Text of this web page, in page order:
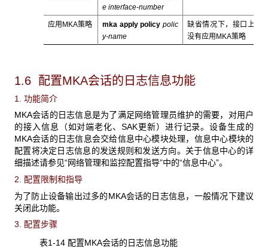
e interface-number
应用MKA策略 mka apply policy polic
y-name
缺省情况下，接口上
没有应用MKA策略
1.6 配置MKA会话的日志信息功能
1. 功能简介
MKA会话的日志信息是为了满足网络管理员维护的需要，对用户
的接入信息（如对端老化、SAK更新）进行记录。设备生成的
MKA会话的日志信息会交给信息中心模块处理，信息中心模块的
配置将决定日志信息的发送规则和发送方向。关于信息中心的详
细描述请参见“网络管理和监控配置指导”中的“信息中心”。
2. 配置限制和指导
为了防止设备输出过多的MKA会话的日志信息，一般情况下建议
关闭此功能。
3. 配置步骤
表1-14 配置MKA会话的日志信息功能